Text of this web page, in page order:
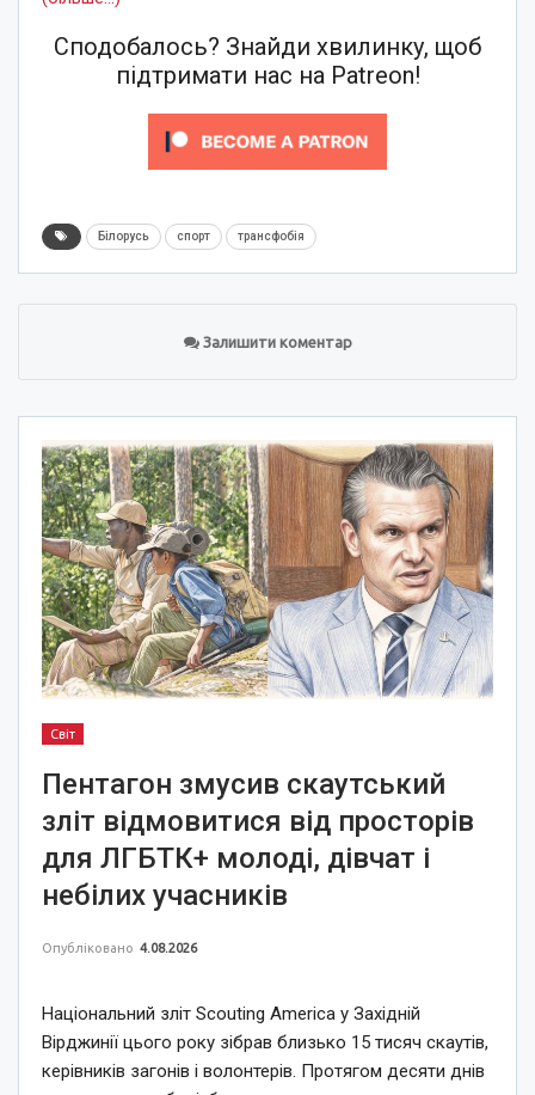
Сподобалось? Знайди хвилинку, щоб
підтримати нас на Patreon!
Білорусь спорт трансфобія
Залишити коментар
Світ
Пентагон змусив скаутський
зліт відмовитися від просторів
для ЛГБТК+ молоді, дівчат і
небілих учасників
Опубліковано 4.08.2026
Національний зліт Scouting America у Західній
Вірджинії цього року зібрав близько 15 тисяч скаутів,
керівників загонів і волонтерів. Протягом десяти днів